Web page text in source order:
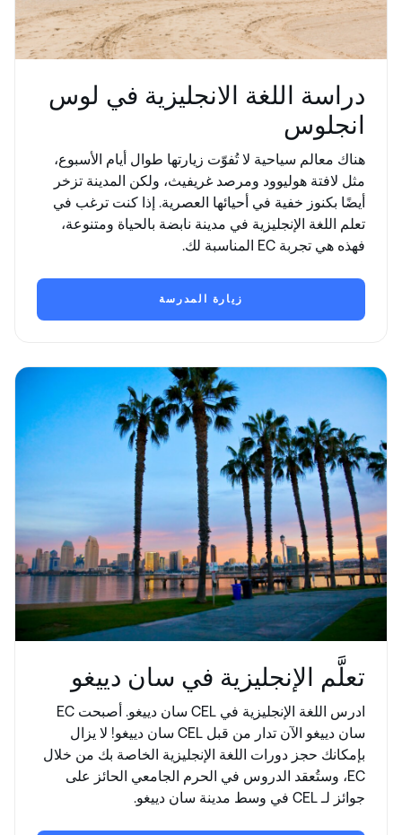
دراسة اللغة الانجليزية في لوس
انجلوس
هناك معالم سياحية لا تُفوّت زيارتها طوال أيام الأسبوع،
مثل لافتة هوليوود ومرصد غريفيث، ولكن المدينة تزخر
أيضًا بكنوز خفية في أحيائها العصرية. إذا كنت ترغب في
تعلم اللغة الإنجليزية في مدينة نابضة بالحياة ومتنوعة،
فهذه هي تجربة EC المناسبة لك.
زيارة المدرسة
تعلَّم الإنجليزية في سان دييغو
ادرس اللغة الإنجليزية في CEL سان دييغو. أصبحت EC
سان دييغو الآن تدار من قبل CEL سان دييغو! لا يزال
بإمكانك حجز دورات اللغة الإنجليزية الخاصة بك من خلال
EC، وستُعقد الدروس في الحرم الجامعي الحائز على
جوائز لـ CEL في وسط مدينة سان دييغو.